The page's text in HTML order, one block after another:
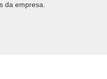
da empresa.
estar no ambiente corporativo.